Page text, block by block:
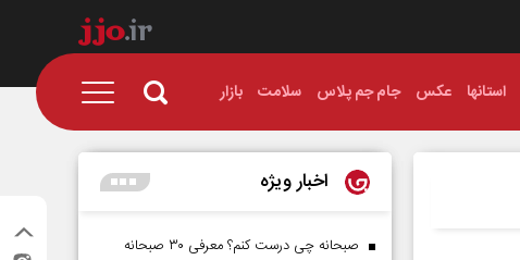
استانها عکس جام جم پلاس سلامت بازار
اخبار ویژه
صبحانه چی درست کنم؟ معرفی ۳۰ صبحانه